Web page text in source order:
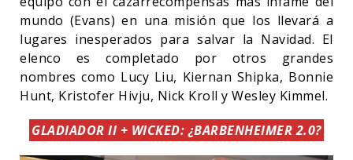
mundo (Evans) en una misión que los llevará a
lugares inesperados para salvar la Navidad. El
elenco es completado por otros grandes
nombres como Lucy Liu, Kiernan Shipka, Bonnie
Hunt, Kristofer Hivju, Nick Kroll y Wesley Kimmel.
GLADIADOR II + WICKED: ¿BARBENHEIMER 2.0?